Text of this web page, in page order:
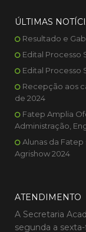
ÚLTIMAS
Resultado e
Edital Processo
Edital Processo
Recepção aos
de 2024
Fatep Amplia
Administração,
Alunas da
Agrishow 2024
ATENDIMENTO
A Secretaria
segunda a sexta-